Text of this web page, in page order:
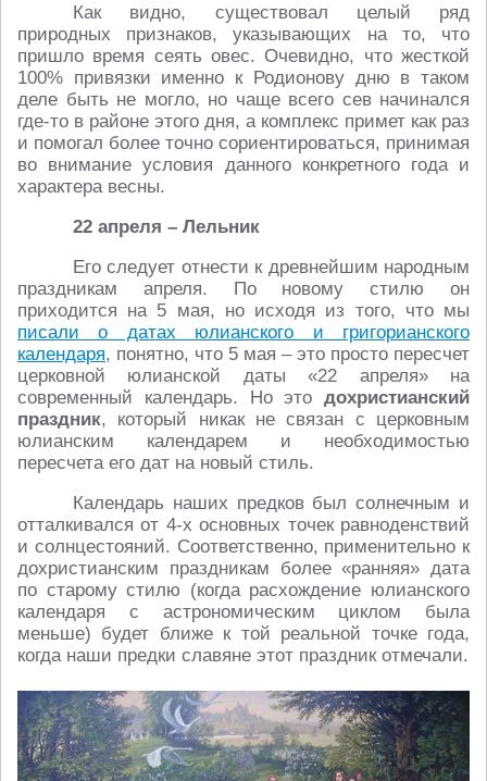
Как видно, существовал целый ряд
природных признаков, указывающих на то, что
пришло время сеять овес. Очевидно, что жесткой
100% привязки именно к Родионову дню в таком
деле быть не могло, но чаще всего сев начинался
где-то в районе этого дня, а комплекс примет как раз
и помогал более точно сориентироваться, принимая
во внимание условия данного конкретного года и
характера весны.
22 апреля – Лельник
Его следует отнести к древнейшим народным
праздникам апреля. По новому стилю он
приходится на 5 мая, но исходя из того, что мы
писали о датах юлианского и григорианского
календаря, понятно, что 5 мая – это просто пересчет
церковной юлианской даты «22 апреля» на
современный календарь. Но это дохристианский
праздник, который никак не связан с церковным
юлианским календарем и необходимостью
пересчета его дат на новый стиль.
Календарь наших предков был солнечным и
отталкивался от 4-х основных точек равноденствий
и солнцестояний. Соответственно, применительно к
дохристианским праздникам более «ранняя» дата
по старому стилю (когда расхождение юлианского
календаря с астрономическим циклом была
меньше) будет ближе к той реальной точке года,
когда наши предки славяне этот праздник отмечали.